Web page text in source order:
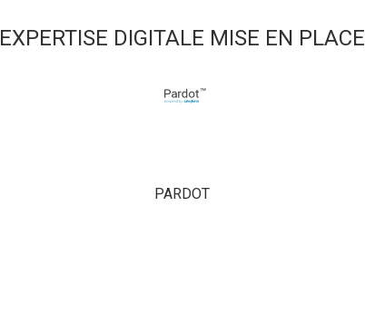
EXPERTISE DIGITALE MISE EN PLACE
PARDOT